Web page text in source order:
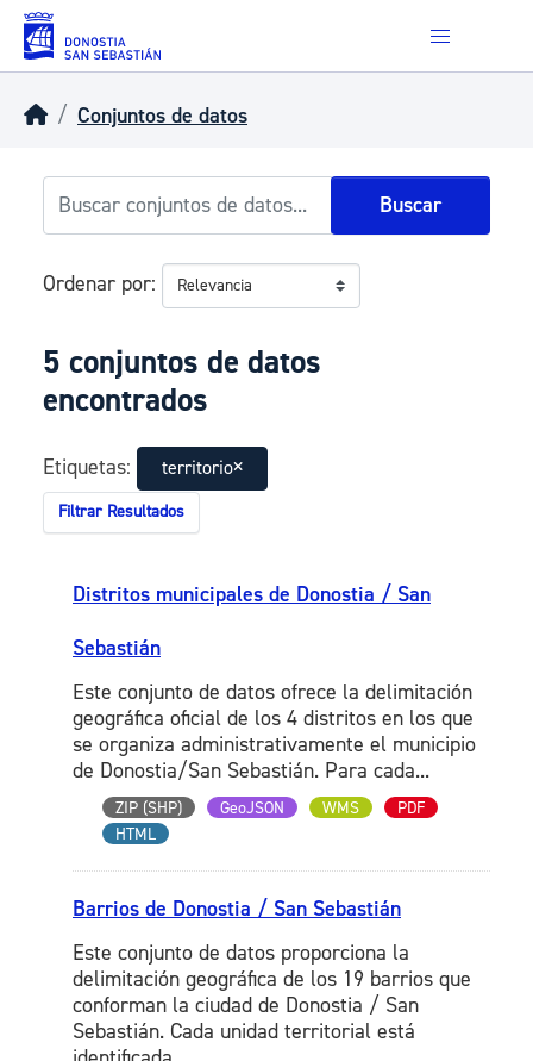
Skip to main content
Conjuntos de datos
Buscar
Ordenar por
5 conjuntos de datos
encontrados
Etiquetas: territorio
Filtrar Resultados
Distritos municipales de Donostia / San
Sebastián
Este conjunto de datos ofrece la delimitación
geográfica oficial de los 4 distritos en los que
se organiza administrativamente el municipio
de Donostia/San Sebastián. Para cada...
ZIP (SHP) GeoJSON WMS
PDF
HTML
Barrios de Donostia / San Sebastián
Este conjunto de datos proporciona la
delimitación geográfica de los 19 barrios que
conforman la ciudad de Donostia / San
Sebastián. Cada unidad territorial está